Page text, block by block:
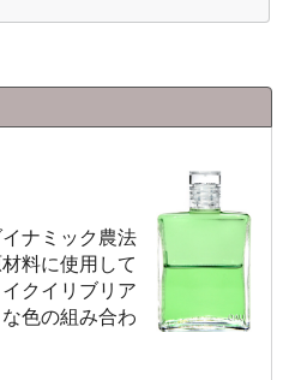
ナミック農法
料に使用して
クイリブリア
色の組み合わ